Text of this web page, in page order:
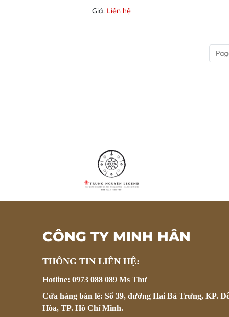
Giá: Liên hệ
CÔNG TY MINH HÂN
THÔNG TIN LIÊN HỆ:
Hotline: 0973 088 089 Ms Thư
Cửa hàng bán lẻ: Số 39, đường Hai Bà Trưng, KP.
Hòa, TP. Hồ Chí Minh.